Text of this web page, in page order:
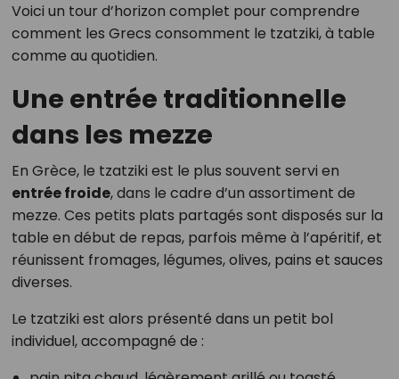
Voici un tour d’horizon complet pour comprendre
comment les Grecs consomment le tzatziki, à table
comme au quotidien.
Une entrée traditionnelle
dans les mezze
En Grèce, le tzatziki est le plus souvent servi en
entrée froide, dans le cadre d’un assortiment de
mezze. Ces petits plats partagés sont disposés sur la
table en début de repas, parfois même à l’apéritif, et
réunissent fromages, légumes, olives, pains et sauces
diverses.
Le tzatziki est alors présenté dans un petit bol
individuel, accompagné de :